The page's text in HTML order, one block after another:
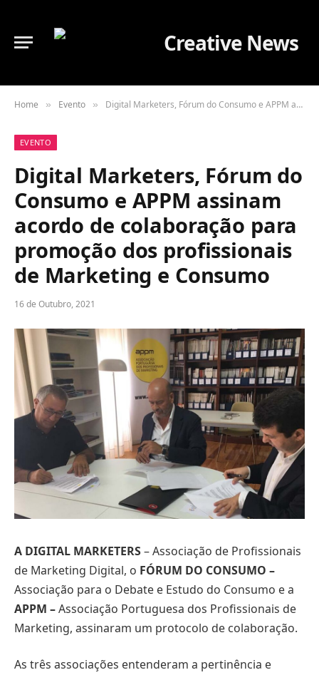
Home » Evento » Digital Marketers, Fórum do Consumo e APPM assinam acordo de colaboração para promoção dos profissionais de Marketing e Consumo
EVENTO
Digital Marketers, Fórum do
Consumo e APPM assinam
acordo de colaboração para
promoção dos profissionais
de Marketing e Consumo
16 de Outubro, 2021
A DIGITAL MARKETERS– Associação de Profissionais
de Marketing Digital, o FÓRUM DO CONSUMO –
Associação para o Debate e Estudo do Consumo e a
APPM –Associação Portuguesa dos Profissionais de
Marketing, assinaram um protocolo de colaboração.
As três associações entenderam a pertinência e